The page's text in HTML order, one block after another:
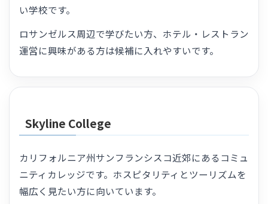
い学校です。
ロサンゼルス周辺で学びたい方、ホテル・レストラン
運営に興味がある方は候補に入れやすいです。
Skyline College
カリフォルニア州サンフランシスコ近郊にあるコミュ
ニティカレッジです。ホスピタリティとツーリズムを
幅広く見たい方に向いています。